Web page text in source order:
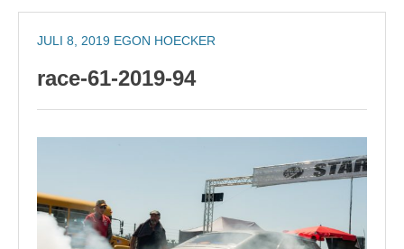
springen
JULI 8, 2019 EGON HOECKER
race-61-2019-94